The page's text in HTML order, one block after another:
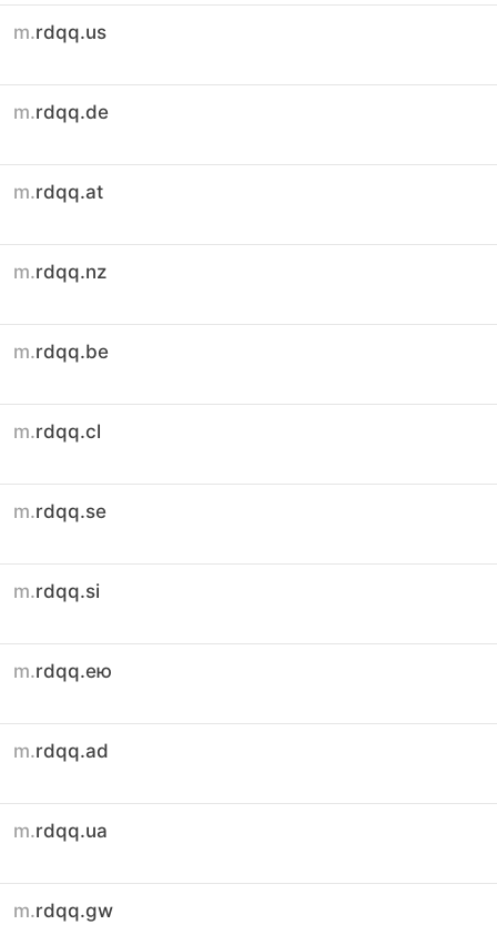
m.rdqq.us
m.rdqq.de
m.rdqq.at
m.rdqq.nz
m.rdqq.be
m.rdqq.cl
m.rdqq.se
m.rdqq.si
m.rdqq.ею
m.rdqq.ad
m.rdqq.ua
m.rdqq.gw